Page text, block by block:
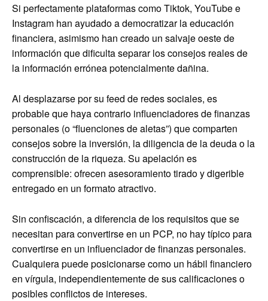
Si perfectamente plataformas como Tiktok, YouTube e
Instagram han ayudado a democratizar la educación
financiera, asimismo han creado un salvaje oeste de
información que dificulta separar los consejos reales de
la información errónea potencialmente dañina.
Al desplazarse por su feed de redes sociales, es
probable que haya contrario influenciadores de finanzas
personales (o “fluenciones de aletas”) que comparten
consejos sobre la inversión, la diligencia de la deuda o la
construcción de la riqueza. Su apelación es
comprensible: ofrecen asesoramiento tirado y digerible
entregado en un formato atractivo.
Sin confiscación, a diferencia de los requisitos que se
necesitan para convertirse en un PCP, no hay típico para
convertirse en un influenciador de finanzas personales.
Cualquiera puede posicionarse como un hábil financiero
en vírgula, independientemente de sus calificaciones o
posibles conflictos de intereses.